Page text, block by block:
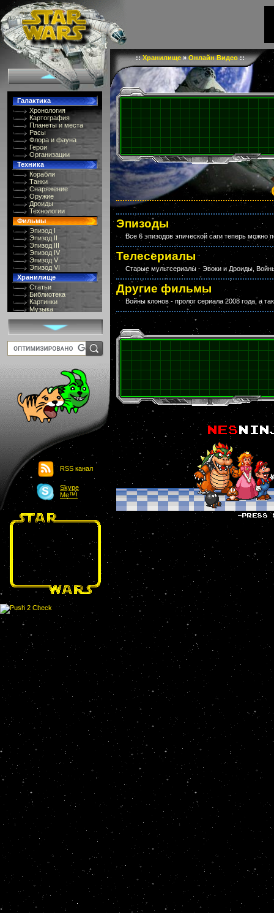
Галактика
Хронология
Картография
Планеты и места
Расы
Флора и фауна
Герои
Организации
Техника
Корабли
Танки
Снаряжение
Оружие
Дроиды
Технологии
Фильмы
Эпизод I
Эпизод II
Эпизод III
Эпизод IV
Эпизод V
Эпизод VI
Хранилище
Статьи
Библиотека
Картинки
Музыка
Терминология
Костюмы
Игры
8 bit
Юмор
Картинки-приколы
Download
Links
Обмен баннерами
О проекте
Обьявления
Чат
RSS канал
Skype
Me™!
::Хранилище»Онлайн Видео::
Эпизоды
Все 6 эпизодов эпической саги теперь можно
Телесериалы
Старые мультсериалы - Эвоки и Дроиды,
Другие фильмы
Войны клонов - пролог сериала 2008 года, а